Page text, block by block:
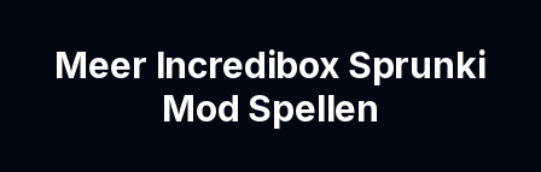
Meer Incredibox Sprunki
Mod Spellen